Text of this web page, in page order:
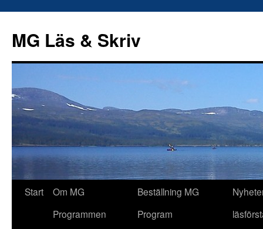
innehåll
MG Läs & Skriv
Start
Om MG
Programmen
Beställning MG
Program